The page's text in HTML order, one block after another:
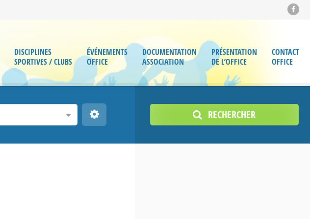
DISCIPLINES
SPORTIVES / CLUBS
ÉVÉNEMENTS
OFFICE
DOCUMENTATION
ASSOCIATION
PRÉSENTATION
DE L’OFFICE
CONTACT
OFFICE
RECHERCHER